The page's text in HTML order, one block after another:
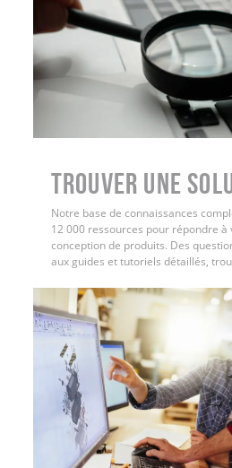
Trouver une
Notre base de connaissances
12 000 ressources pour répondre à
conception de produits. Des
aux guides et tutoriels détaillés,